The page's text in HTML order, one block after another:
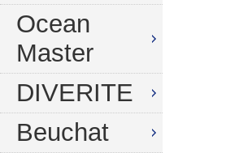
Ocean
Master
DIVERITE
Beuchat